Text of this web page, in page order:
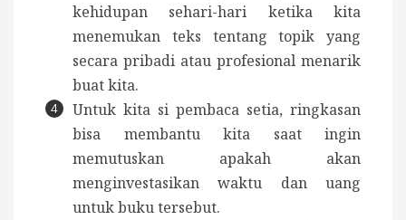
kehidupan sehari-hari ketika kita
menemukan teks tentang topik yang
secara pribadi atau profesional menarik
buat kita.
Untuk kita si pembaca setia, ringkasan
bisa membantu kita saat ingin
memutuskan apakah akan
menginvestasikan waktu dan uang
untuk buku tersebut.